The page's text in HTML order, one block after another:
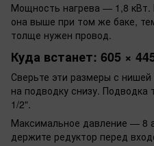
Мощность нагрева — 1,8
она выше при том же баке,
толще нужен провод.
Куда встанет: 605 ×
Сверьте эти размеры с
на подводку снизу.
1/2".
Максимальное давление — 8
держите редуктор перед